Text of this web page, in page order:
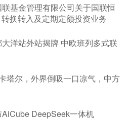
基金管理有限公司关于国联恒
换转入及定期定额投资业务
洋站外站揭牌 中欧班列多式联
塔尔，外界倒吸一口凉气，中方
DeepSeek一体机